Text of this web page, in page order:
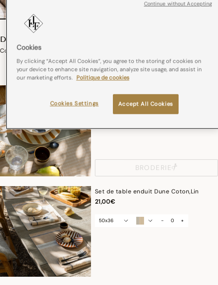
DUNE
Collection Dune Coton, Lin
dès 229,00€
dès 149,00€
BRODERIE
Set de table enduit Dune Coton,Lin
21,00€
50x36 - +
Cookies
By clicking “Accept All Cookies”, you agree to the storing of cookies on
your device to enhance site navigation, analyze site usage, and assist in
our marketing efforts. Politique de cookies
Accept All Cookies
Cookies Settings
Continue without Accepting